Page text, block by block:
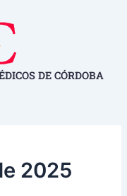
DE CÓRDOBA
2025